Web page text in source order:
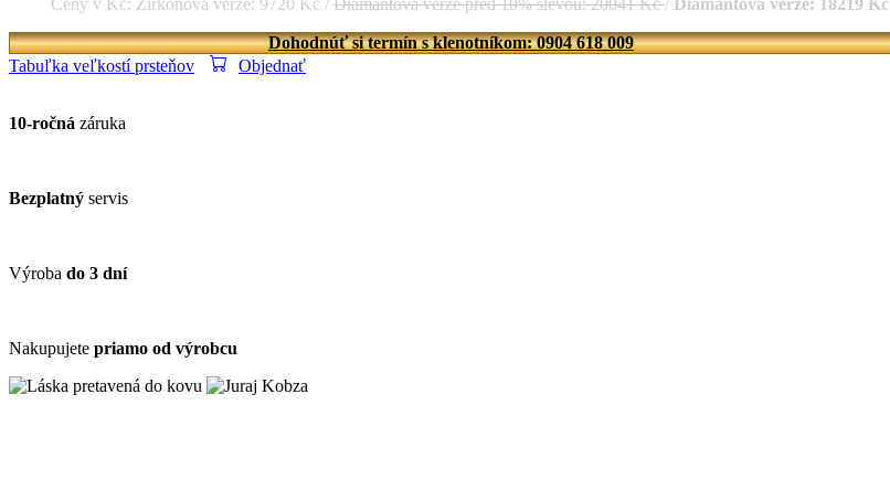
Dohodnúť si termín s klenotníkom: 0904 618 009
Tabuľka veľkostí prsteňov
Objednať
10-ročná záruka
Bezplatný servis
Výroba do 3 dní
Nakupujete priamo od výrobcu